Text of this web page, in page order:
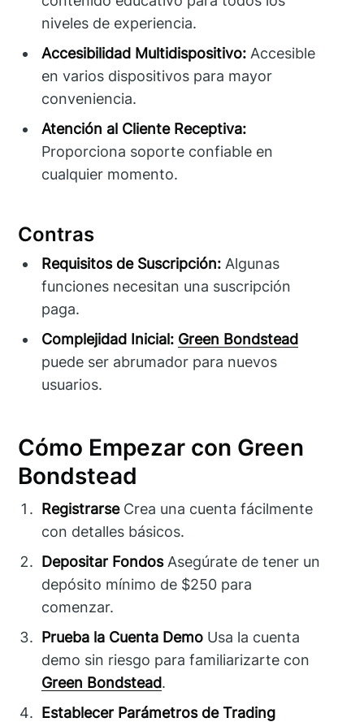
niveles de experiencia.
Accesibilidad Multidispositivo: Accesible
en varios dispositivos para mayor
conveniencia.
Atención al Cliente Receptiva:
Proporciona soporte confiable en
cualquier momento.
Contras
Requisitos de Suscripción: Algunas
funciones necesitan una suscripción
paga.
Complejidad Inicial: Green Bondstead
puede ser abrumador para nuevos
usuarios.
Cómo Empezar con Green
Bondstead
RegistrarseCrea una cuenta fácilmente
con detalles básicos.
Depositar FondosAsegúrate de tener un
depósito mínimo de $250 para
comenzar.
Prueba la Cuenta Demo Usa la cuenta
demo sin riesgo para familiarizarte con
Green Bondstead.
Establecer Parámetros de Trading